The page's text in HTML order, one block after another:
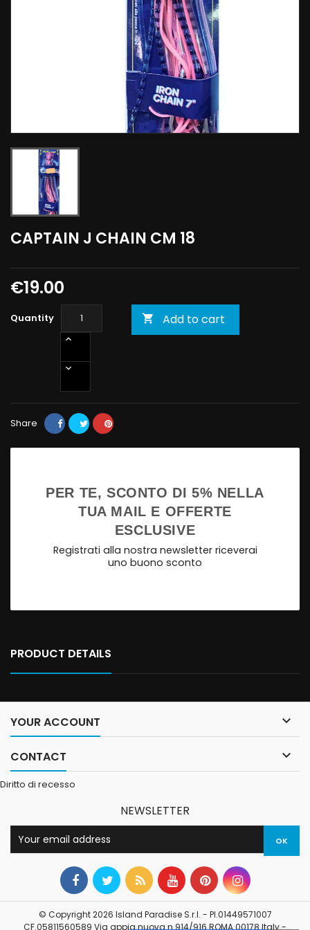
CAPTAIN J CHAIN CM 18
€19.00
Quantity  Add to cart
Share
PER TE, SCONTO DI 5% NELLA
TUA MAIL E OFFERTE
ESCLUSIVE
Registrati alla nostra newsletter riceverai
uno buono sconto
PRODUCT DETAILS
YOUR ACCOUNT 
CONTACT 
Diritto di recesso
NEWSLETTER
© Copyright 2026 Island Paradise S.r.l. - PI.01449571007
CF.05811560589 Via appia nuova n.914/916 ROMA 00178 Italy -